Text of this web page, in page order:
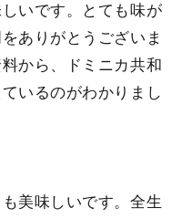
いです。とても味が
ありがとうございま
から、ドミニカ共和
いるのがわかりまし
美味しいです。全生